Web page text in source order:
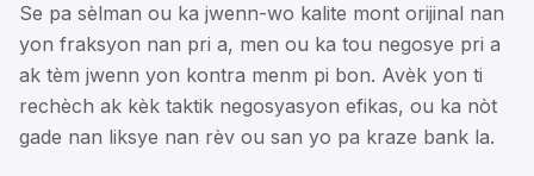
Se pa sèlman ou ka jwenn-wo kalite mont orijinal nan
yon fraksyon nan pri a, men ou ka tou negosye pri a
ak tèm jwenn yon kontra menm pi bon. Avèk yon ti
rechèch ak kèk taktik negosyasyon efikas, ou ka nòt
gade nan liksye nan rèv ou san yo pa kraze bank la.